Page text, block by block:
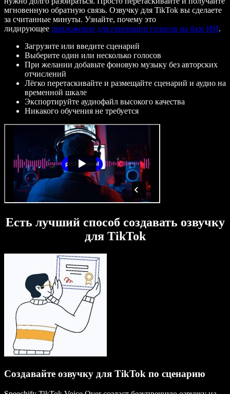
мгновенную обратную связь. Озвучку для TikTok вы сделаете
за считанные минуты. Узнайте, почему это
лидирующее приложение для генерации голосов на базе ИИ.
Загрузите или введите сценарий
Выберите один или несколько голосов
При желании добавьте фоновую музыку без авторских
отчислений
Лёгко перетаскивайте и размещайте сценарий и аудио на
временной шкале
Экспортируйте аудиофайл высокого качества
Никакого обучения не требуется
Есть лучший способ создавать озвучку
для TikTok
Создавайте озвучку для TikTok по сценарию